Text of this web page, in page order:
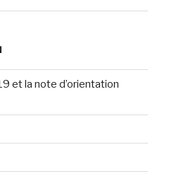
et la note d’orientation